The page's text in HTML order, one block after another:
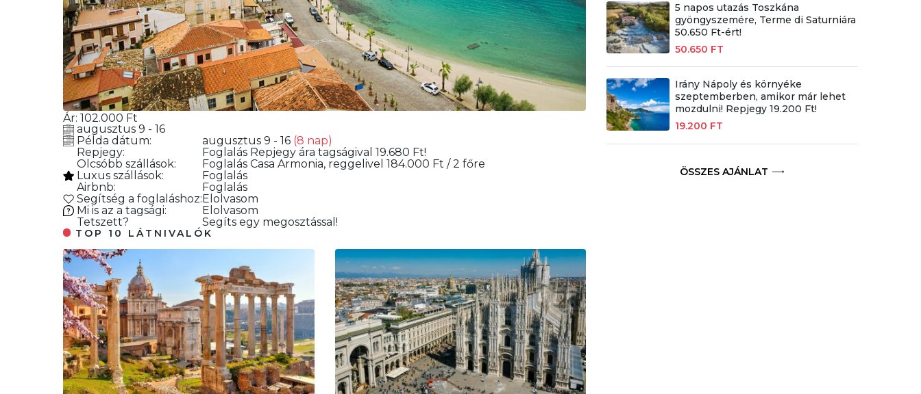
Ár: 102.000 Ft
augusztus 9 - 16
Példa dátum:
augusztus 9 - 16 (8 nap)
Repjegy:
Foglalás Repjegy ára tagságival 19.680 Ft!
Olcsóbb szállások:
Foglalás Casa Armonia, reggelivel 184.000 Ft / 2 főre
Luxus szállások:
Foglalás
Airbnb:
Foglalás
Segítség a foglaláshoz:Elolvasom
Mi is az a tagsági:
Elolvasom
Tetszett?
Segíts egy megosztással!
TOP 10 LÁTNIVALÓK
5 napos utazás Toszkána
gyöngyszemére, Terme di Saturniára
50.650 Ft-ért!
50.650 FT
Irány Nápoly és környéke
szeptemberben, amikor már lehet
mozdulni! Repjegy 19.200 Ft!
19.200 FT
ÖSSZES AJÁNLAT